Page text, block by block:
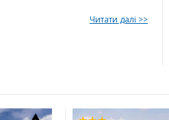
Читати далі >>